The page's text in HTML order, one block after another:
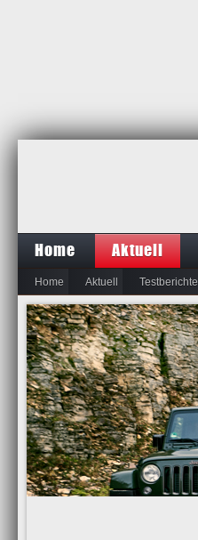
Home Aktuell
Home Aktuell Testberichte